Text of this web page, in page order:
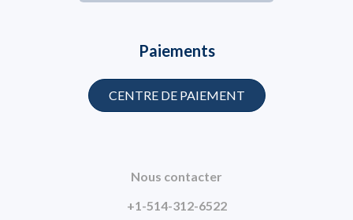
Nous contacter
+1-514-312-6522
Paiements
CENTRE DE PAIEMENT